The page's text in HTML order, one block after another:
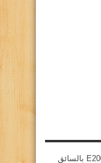
تأجير سيارات مرسيدس E200 بالسائق